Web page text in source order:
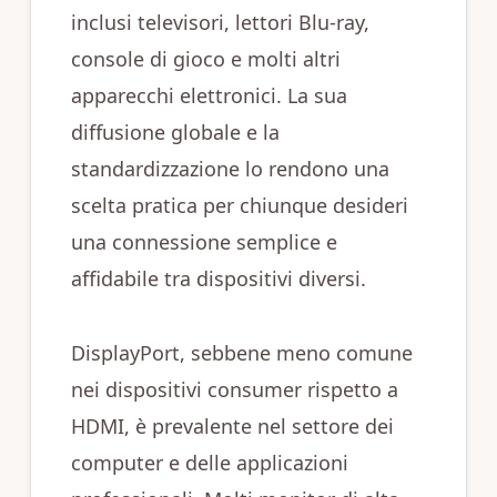
inclusi televisori, lettori Blu-ray,
console di gioco e molti altri
apparecchi elettronici. La sua
diffusione globale e la
standardizzazione lo rendono una
scelta pratica per chiunque desideri
una connessione semplice e
affidabile tra dispositivi diversi.
DisplayPort, sebbene meno comune
nei dispositivi consumer rispetto a
HDMI, è prevalente nel settore dei
computer e delle applicazioni